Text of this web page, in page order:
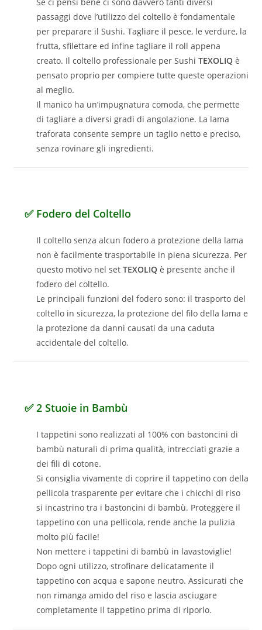
passaggi dove l’utilizzo del coltello è fondamentale
per preparare il Sushi. Tagliare il pesce, le verdure, la
frutta, sfilettare ed infine tagliare il roll appena
creato. Il coltello professionale per SushiTEXOLIQ è
pensato proprio per compiere tutte queste operazioni
al meglio.
Il manico ha un’impugnatura comoda, che permette
di tagliare a diversi gradi di angolazione. La lama
traforata consente sempre un taglio netto e preciso,
senza rovinare gli ingredienti.
✅ Fodero del Coltello
​Il coltello senza alcun fodero a protezione della lama
non è facilmente trasportabile in piena sicurezza. Per
questo motivo nel setTEXOLIQ è presente anche il
fodero del coltello.
Le principali funzioni del fodero sono: il trasporto del
coltello in sicurezza, la protezione del filo della lama e
la protezione da danni causati da una caduta
accidentale del coltello.
✅ 2 Stuoie in Bambù
I tappetini sono realizzati al 100% con bastoncini di
bambù naturali di prima qualità, intrecciati grazie a
dei fili di cotone.
Si consiglia vivamente di coprire il tappetino con della
pellicola trasparente per evitare che i chicchi di riso
si incastrino tra i bastoncini di bambù. Proteggere il
tappetino con una pellicola, rende anche la pulizia
molto più facile!
Non mettere i tappetini di bambù in lavastoviglie!
Dopo ogni utilizzo, strofinare delicatamente il
tappetino con acqua e sapone neutro. Assicurati che
non rimanga amido del riso e lascia asciugare
completamente il tappetino prima di riporlo.